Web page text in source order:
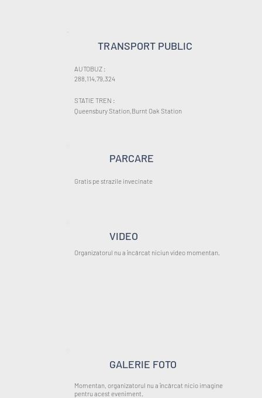
TRANSPORT PUBLIC
AUTOBUZ :
288,114,79,324
STATIE TREN :
Queensbury Station,Burnt Oak Station
PARCARE
Gratis pe strazile invecinate
VIDEO
Organizatorul nu a încărcat niciun video momentan.
GALERIE FOTO
Momentan, organizatorul nu a încărcat nicio imagine
pentru acest eveniment.